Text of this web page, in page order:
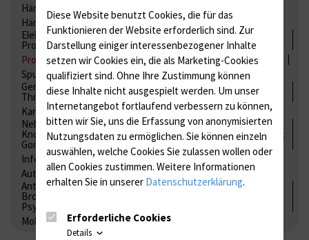
Hämatologie / Anämie
Hämoglobinelektrophorese
Liquordiagnostik
Elektrolyte, Enzyme, Substrate, Metabolite, Blutalkohol,
Proteine
Proteine
Lipide / Lipoproteine Niere / Harnwege
Spurenelemente
Säuren-Basen-Status
Gerinnung / Gerinnungsaktivierung / Gerinnungsfaktoren /
Thrombozytenfunktion / Antikoagulation
Kardiale Marker
Tumormarker
Interleukine
Nebenniere / Niere; Nebenschilddrüse ( Ca-Stoffwechsel /
Knochen; Hypophyse / Wachstum; Gestroinaltrakt / Vitamine;
Gonaden / Zyklus / Sterilität
Infektionsserologie
Allergiediagnostik
Immunologie
Autoimmundiagnostik
Antibiotika, Zystostatika, Immunsuppressiva, Amaleptika,
Bronchospasmolytika, Antiepileptika, Kardiaka,
Psychpharmaka
Molekulare Diagnostik
Diese Website benutzt Cookies, die für das
Funktionieren der Website erforderlich sind. Zur
Darstellung einiger interessenbezogener Inhalte
setzen wir Cookies ein, die als Marketing-Cookies
qualifiziert sind. Ohne Ihre Zustimmung können
diese Inhalte nicht ausgespielt werden. Um unser
Internetangebot fortlaufend verbessern zu können,
bitten wir Sie, uns die Erfassung von anonymisierten
Nutzungsdaten zu ermöglichen. Sie können einzeln
auswählen, welche Cookies Sie zulassen wollen oder
allen Cookies zustimmen. Weitere Informationen
erhalten Sie in unserer Datenschutzerklärung.
Erforderliche Cookies
Details